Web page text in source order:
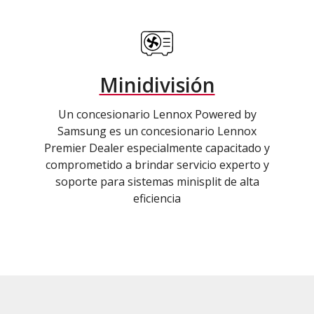
Minidivisión
Un concesionario Lennox Powered by
Samsung es un concesionario Lennox
Premier Dealer especialmente capacitado y
comprometido a brindar servicio experto y
soporte para sistemas minisplit de alta
eficiencia